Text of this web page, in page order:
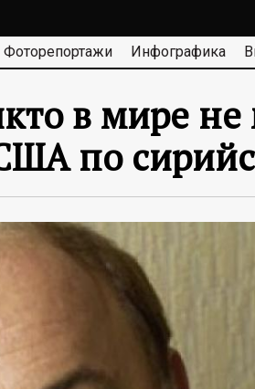
Фоторепортажи Инфографика
в мире
по